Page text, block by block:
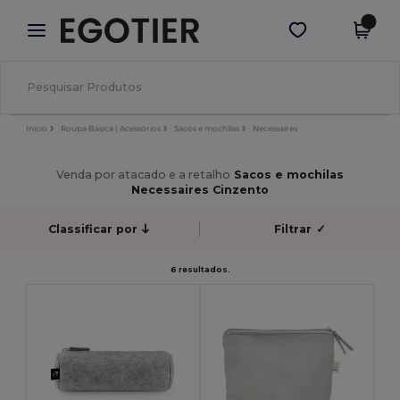
× App Egotier
Melhores preços na app!
Obter app
Início Roupa Básica | Acessórios Sacos e mochilas Necessaires
Venda por atacado e a retalho Sacos e mochilas
Necessaires Cinzento
Classificar por Filtrar ✓
6 resultados.